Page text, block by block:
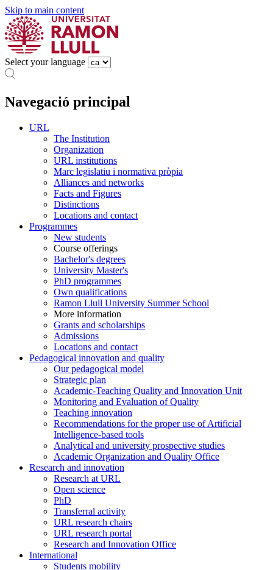
Skip to main content
Select your language
Navegació principal
URL
The Institution
Organization
URL institutions
Marc legislatiu i normativa pròpia
Alliances and networks
Facts and Figures
Distinctions
Locations and contact
Programmes
New students
Course offerings
Bachelor's degrees
University Master's
PhD programmes
Own qualifications
Ramon Llull University Summer School
More information
Grants and scholarships
Admissions
Locations and contact
Pedagogical innovation and quality
Our pedagogical model
Strategic plan
Academic-Teaching Quality and Innovation Unit
Monitoring and Evaluation of Quality
Teaching innovation
Recommendations for the proper use of Artificial
Intelligence-based tools
Analytical and university prospective studies
Academic Organization and Quality Office
Research and innovation
Research at URL
Open science
PhD
Transferral activity
URL research chairs
URL research portal
Research and Innovation Office
International
Students mobility